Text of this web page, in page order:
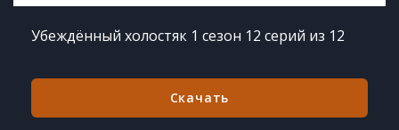
Убеждённый холостяк 1 сезон 12 серий из 12
Скачать